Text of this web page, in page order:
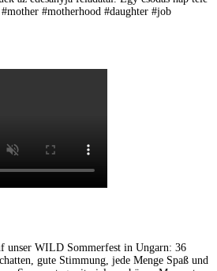
#motherhood #daughter #job
unser WILD Sommerfest in Ungarn: 36
gute Stimmung, jede Menge Spaß und